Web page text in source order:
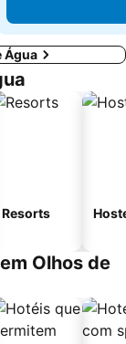
Água
Resorts
Olhos de